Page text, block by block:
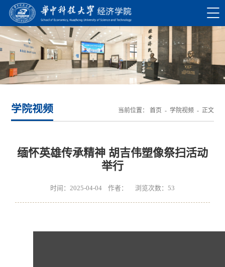
学院视频 当前位置： 首页 - 学院视频 - 正文
缅怀英雄传承精神 胡吉伟塑像祭扫活动
举行
时间：2025-04-04 作者： 浏览次数： 53